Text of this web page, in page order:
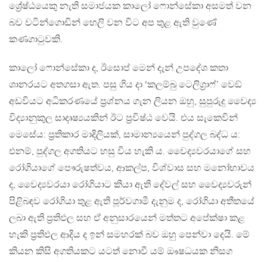
ශ්‍රේෂ්ඨයෙකු නැති සමාජයක කාලෝ ෆොන්සේකා අසමත් වන
බව වටින්ගොඩින් හෙලි වන විට අප තුළ ඇති වුණේ
කණගාටුවකි.
කාලෝ ෆොන්සේකා ද, ඊසොප් මෙන් දැන් උපදේශ කතා
ශානරයට අතගසා ඇත. පසු ගිය දා ‘කලම්බු ටෙලිග‍්‍රාෆ්’ වෙඞ්
අඩවියට අධිකරණයේ ප‍්‍රශ්නය ගැන ලියන ඔහු, සුපුරුදු වෛද්‍ය
විද්‍යානුකුල සාදෘෂ්‍යයකින් ඊට ප‍්‍රවිෂ්ඨ වෙයි. එය සැකෙවින්
මෙසේය: ප‍්‍රතිකාර මාදිලියක්, සාමාන්‍යයෙන් පුද්ගල බද්ධ ය:
එනම්, පුද්ගල අගතියට හසු විය හැකි ය. වෛද්‍යවරයාගේ සහ
රෝගියාගේ පෞරුෂත්වය, ආකල්ප, විශ්වාස සහ මනෝභාවය
ද, වෛද්‍යවරයා රෝගියාට කියා ඇති දේවල් සහ වෛද්‍යවරුන්
පිළිබඳව රෝගියා තුළ ඇති පූර්වගාමී දැනුම ද, රෝගියා අතීතයේ
ලබා ඇති ප‍්‍රතිඵල සහ ඒ අනුසාරයෙන් මත්තට අපේක්ෂා කළ
හැකි ප‍්‍රතිඵල ආදිය ද ඉන් සමහරක් බව ඔහු පෙන්වා දෙයි. මේ
කියන කිසි අගතියකට යටත් නොවී යම් ඖෂධයක නිසග